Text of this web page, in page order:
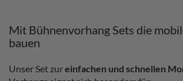
Mit Bühnenvorhang Sets die
bauen
Unser Set zureinfachen und schnellen